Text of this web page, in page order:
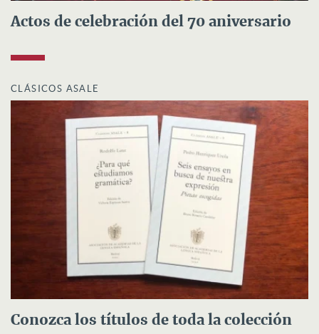
Actos de celebración del 70 aniversario
CLÁSICOS ASALE
Conozca los títulos de toda la colección